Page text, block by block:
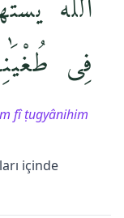
ٱللَّهُ
فِى
fî ṭugyânihim
içinde